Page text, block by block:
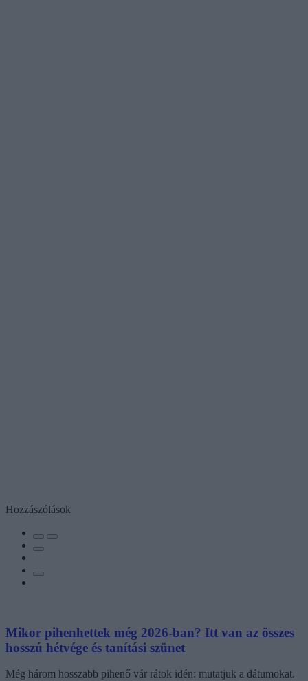
Hozzászólások
Mikor pihenhettek még 2026-ban? Itt van az összes
hosszú hétvége és tanítási szünet
Még három hosszabb pihenő vár rátok idén: mutatjuk a dátumokat.